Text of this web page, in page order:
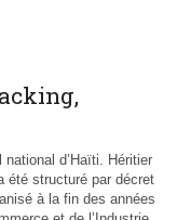
national d’Haïti. Héritier
été structuré par décret
à la fin des années